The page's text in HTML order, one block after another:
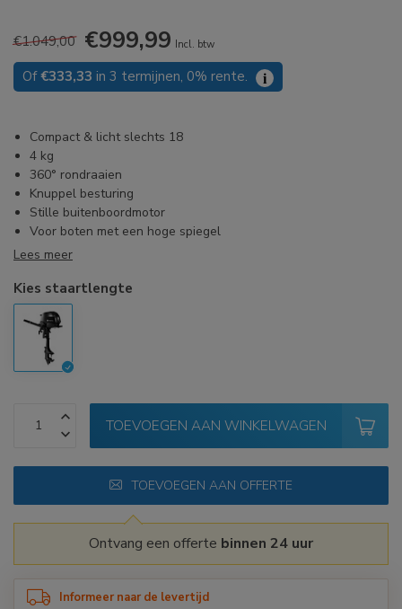
€1.049,00 €999,99 Incl. btw
Of€333,33 in 3 termijnen, 0% rente. i
Compact & licht slechts 18
4 kg
360° rondraaien
Knuppel besturing
Stille buitenboordmotor
Voor boten met een hoge spiegel
Lees meer
Kies staartlengte
TOEVOEGEN AAN WINKELWAGEN
TOEVOEGEN AAN OFFERTE
Ontvang een offerte binnen 24 uur
Informeer naar de levertijd